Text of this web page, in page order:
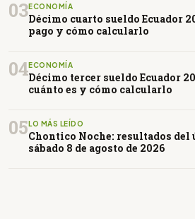
03ECONOMÍA
Décimo cuarto sueldo Ecuador
pago y cómo calcularlo
04ECONOMÍA
Décimo tercer sueldo Ecuador
cuánto es y cómo calcularlo
05 LO MÁS LEÍDO
Chontico Noche: resultados
sábado 8 de agosto de 2026